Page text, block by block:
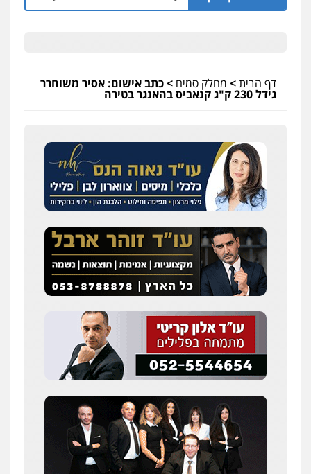
דף הבית> מחלק סמים >כתב אישום: אסיר משוחרר
גידל 230 ק"ג קנאביס בהאנגר בטירה
עו"ד אלון קריטי